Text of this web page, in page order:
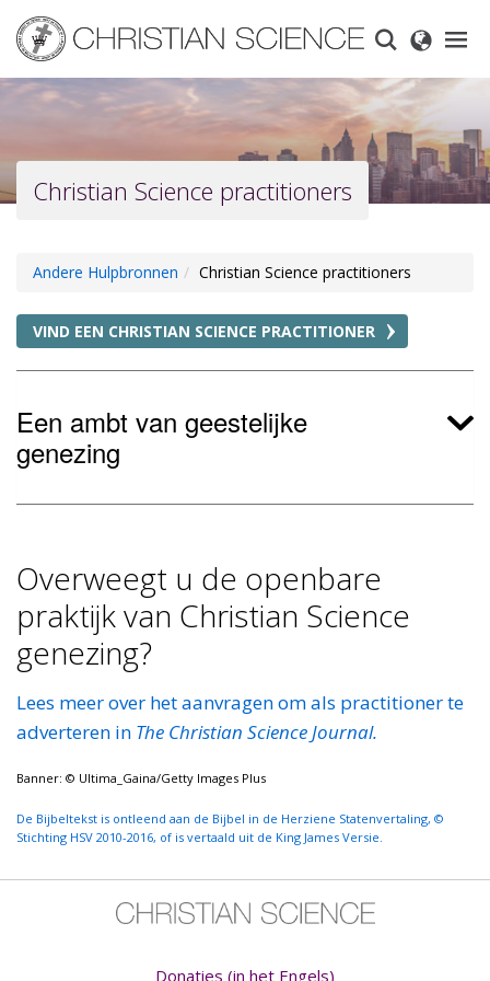
main
content
Christian Science practitioners
Andere Hulpbronnen Christian Science practitioners
VIND EEN CHRISTIAN SCIENCE PRACTITIONER
Een ambt van geestelijke
genezing
Overweegt u de openbare
praktijk van Christian Science
genezing?
Lees meer over het aanvragen om als practitioner te
adverteren in The Christian Science Journal.
Banner: © Ultima_Gaina/Getty Images Plus
De Bijbeltekst is ontleend aan de Bijbel in de Herziene Statenvertaling, ©
Stichting HSV 2010-2016, of is vertaald uit de King James Versie.
Donaties (in het Engels)